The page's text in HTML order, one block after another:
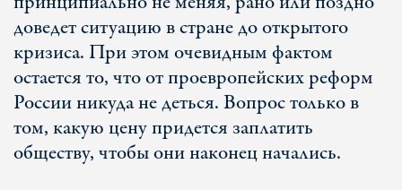
доведет ситуацию в стране до открытого
кризиса. При этом очевидным фактом
остается то, что от проевропейских реформ
России никуда не деться. Вопрос только в
том, какую цену придется заплатить
обществу, чтобы они наконец начались.